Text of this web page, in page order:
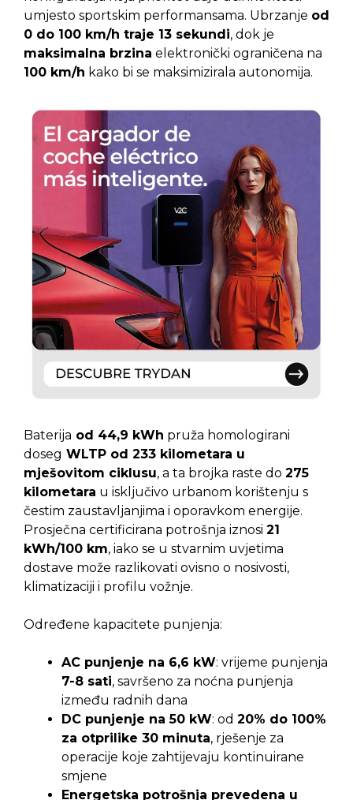
umjesto sportskim performansama. Ubrzanje od
0 do 100 km/h traje 13 sekundi, dok je
maksimalna brzina elektronički ograničena na
100 km/h kako bi se maksimizirala autonomija.
Baterija od 44,9 kWh pruža homologirani
doseg WLTP od 233 kilometara u
mješovitom ciklusu, a ta brojka raste do 275
kilometara u isključivo urbanom korištenju s
čestim zaustavljanjima i oporavkom energije.
Prosječna certificirana potrošnja iznosi 21
kWh/100 km, iako se u stvarnim uvjetima
dostave može razlikovati ovisno o nosivosti,
klimatizaciji i profilu vožnje.
Određene kapacitete punjenja:
AC punjenje na 6,6 kW: vrijeme punjenja
7-8 sati, savršeno za noćna punjenja
između radnih dana
DC punjenje na 50 kW: od 20% do 100%
za otprilike 30 minuta, rješenje za
operacije koje zahtijevaju kontinuirane
smjene
Energetska potrošnja prevedena u